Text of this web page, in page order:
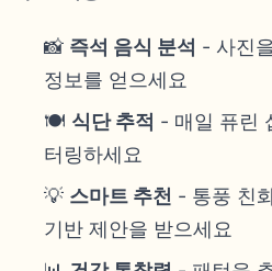
📸 즉석 음식 분석 - 사진
정보를 얻으세요
🍽️ 식단 추적 - 매일 퓨린
터링하세요
💡 스마트 추천 - 통풍 친
기반 제안을 받으세요